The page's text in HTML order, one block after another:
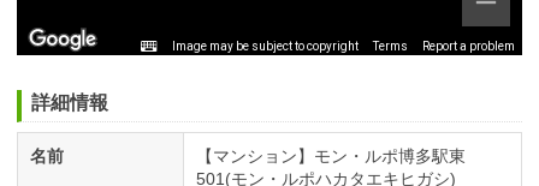
Image may be subject to copyright Terms Report a problem
詳細情報
名前
【マンション】モン・ルポ博多駅東
501(モン・ルポハカタエキヒガシ)